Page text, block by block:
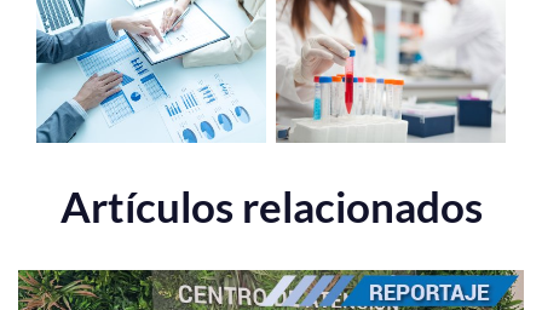
Artículos relacionados